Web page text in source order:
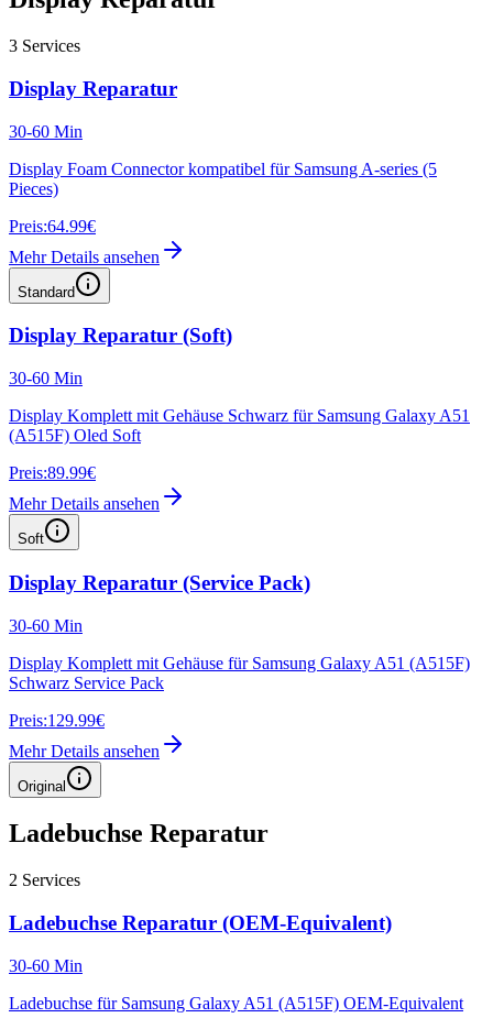
3 Services
Display Reparatur
30-60 Min
Display Foam Connector kompatibel für Samsung A-series (5
Pieces)
Preis:64.99€
Mehr Details ansehen
Standard
Display Reparatur (Soft)
30-60 Min
Display Komplett mit Gehäuse Schwarz für Samsung Galaxy A51
(A515F) Oled Soft
Preis:89.99€
Mehr Details ansehen
Soft
Display Reparatur (Service Pack)
30-60 Min
Display Komplett mit Gehäuse für Samsung Galaxy A51 (A515F)
Schwarz Service Pack
Preis:129.99€
Mehr Details ansehen
Original
Ladebuchse Reparatur
2 Services
Ladebuchse Reparatur (OEM-Equivalent)
30-60 Min
Ladebuchse für Samsung Galaxy A51 (A515F) OEM-Equivalent